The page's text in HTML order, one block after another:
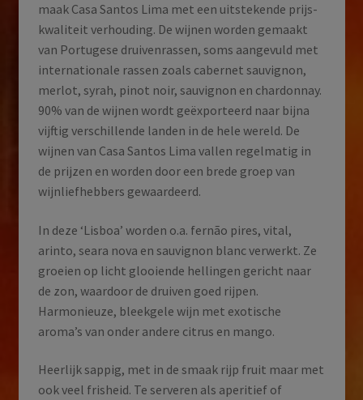
maak Casa Santos Lima met een uitstekende prijs-
kwaliteit verhouding. De wijnen worden gemaakt
van Portugese druivenrassen, soms aangevuld met
internationale rassen zoals cabernet sauvignon,
merlot, syrah, pinot noir, sauvignon en chardonnay.
90% van de wijnen wordt geëxporteerd naar bijna
vijftig verschillende landen in de hele wereld. De
wijnen van Casa Santos Lima vallen regelmatig in
de prijzen en worden door een brede groep van
wijnliefhebbers gewaardeerd.
In deze ‘Lisboa’ worden o.a. fernão pires, vital,
arinto, seara nova en sauvignon blanc verwerkt. Ze
groeien op licht glooiende hellingen gericht naar
de zon, waardoor de druiven goed rijpen.
Harmonieuze, bleekgele wijn met exotische
aroma’s van onder andere citrus en mango.
Heerlijk sappig, met in de smaak rijp fruit maar met
ook veel frisheid. Te serveren als aperitief of